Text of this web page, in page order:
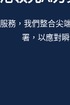
務，我們整合
署，以應對